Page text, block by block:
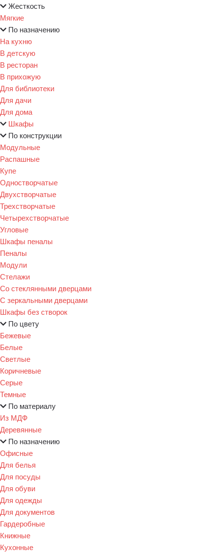
Жесткость
Мягкие
По назначению
На кухню
В детскую
В ресторан
В прихожую
Для библиотеки
Для дачи
Для дома
Шкафы
По конструкции
Модульные
Распашные
Купе
Одностворчатые
Двухстворчатые
Трехстворчатые
Четырехстворчатые
Угловые
Шкафы пеналы
Пеналы
Модули
Стелажи
Со стеклянными дверцами
С зеркальными дверцами
Шкафы без створок
По цвету
Бежевые
Белые
Светлые
Коричневые
Серые
Темные
По материалу
Из МДФ
Деревянные
По назначению
Офисные
Для белья
Для посуды
Для обуви
Для одежды
Для документов
Гардеробные
Книжные
Кухонные